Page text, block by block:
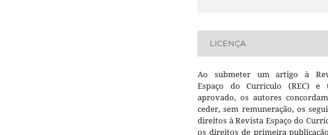
LICENÇA
Ao submeter um artigo à
Espaço do Currículo (REC) e
aprovado, os autores
ceder, sem remuneração, os
direitos à Revista Espaço do
os direitos de primeira